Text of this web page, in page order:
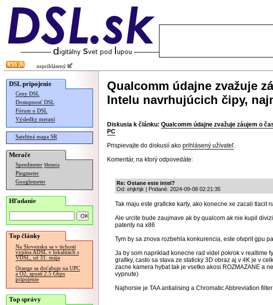
neprihlásený
DSL pripojenie
Ceny DSL
Dostupnosť DSL
Fórum o DSL
Výsledky meraní
Satelitná mapa SR
Merače
Speedmeter Merania
Pingmeter
Googlemeter
Hľadanie
Top články
Na Slovensku sa v tichosti
vypína ADSL v lokalitách s
VDSL, už 31. mája
Orange sa doťahuje na UPC
a O2, spustí 2.5 Gbps
pripojenie
Top správy
Qualcomm údajne zvažuje
Intelu navrhujúcich čipy,
Diskusia k článku: Qualcomm údajne zvažuje záujem o
PC
Prispievajte do diskusií ako prihlásený užívateľ.
Komentár, na ktorý odpovedáte:
Re: Ostane este intel?
Od: ehjkhjk | Pridané: 2024-09-08 02:21:35
Tak maju este graficke karty, ako konecne xe zacali tlacit
Ale urcite bude zaujmave ak by qualcom ak nie kupil
patenty na x86
Tym by sa znova rozbehla konkurencia, este otvprit gpu
Ja by som napriklad konecne rad videl pokrok v realtime
grafiky, casto sa stava ze staticky 3D obraz aj v 4K je v
zacne kamera hybat tak je vsetko akosi ROZMAZANE a
vypnute)
Najhorsie je TAA antialising a Chromatic Abbreviation filter